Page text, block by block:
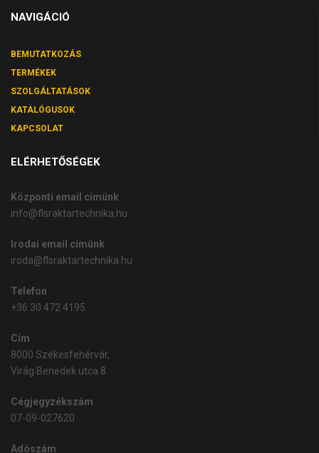
NAVIGÁCIÓ
BEMUTATKOZÁS
TERMÉKEK
SZOLGÁLTATÁSOK
KATALÓGUSOK
KAPCSOLAT
ELÉRHETŐSÉGEK
Központi email címünk
info@flsraktartechnika.hu
Irodai email címünk
iroda@flsraktartechnika.hu
Telefon
+36 30 472 4195
Cím
8000 Székesfehérvár,
Virág Benedek utca 8.
Cégjegyzékszám
07-09-027620
Adószám